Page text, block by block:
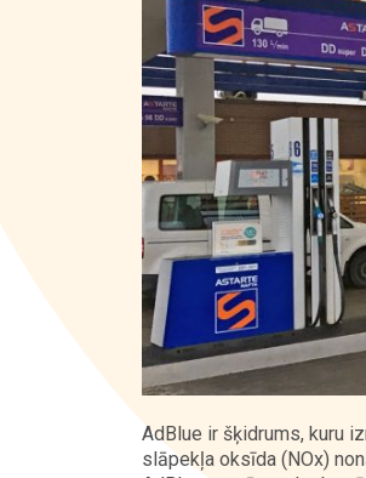
AdBlue ir šķidrums, kuru
slāpekļa oksīda (NOx)